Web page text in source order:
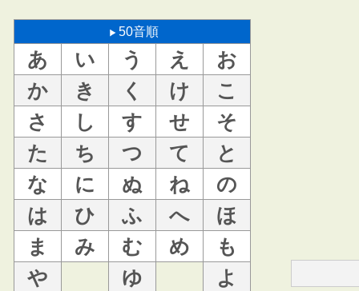
50音順
あ い う え
お
か
き く け
こ
さ
し す せ
そ
た
ち つ て
と
な
に ぬ ね
の
は
ひ ふ へ
ほ
ま
み む め
も
や
ゆ
よ